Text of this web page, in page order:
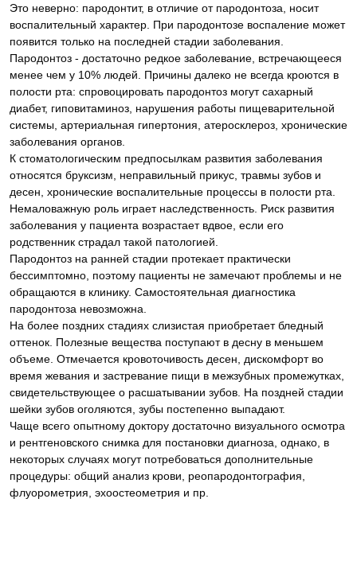
Это неверно: пародонтит, в отличие от пародонтоза, носит
воспалительный характер. При пародонтозе воспаление может
появится только на последней стадии заболевания.
Пародонтоз - достаточно редкое заболевание, встречающееся
менее чем у 10% людей. Причины далеко не всегда кроются в
полости рта: спровоцировать пародонтоз могут сахарный
диабет, гиповитаминоз, нарушения работы пищеварительной
системы, артериальная гипертония, атеросклероз, хронические
заболевания органов.
К стоматологическим предпосылкам развития заболевания
относятся бруксизм, неправильный прикус, травмы зубов и
десен, хронические воспалительные процессы в полости рта.
Немаловажную роль играет наследственность. Риск развития
заболевания у пациента возрастает вдвое, если его
родственник страдал такой патологией.
Пародонтоз на ранней стадии протекает практически
бессимптомно, поэтому пациенты не замечают проблемы и не
обращаются в клинику. Самостоятельная диагностика
пародонтоза невозможна.
На более поздних стадиях слизистая приобретает бледный
оттенок. Полезные вещества поступают в десну в меньшем
объеме. Отмечается кровоточивость десен, дискомфорт во
время жевания и застревание пищи в межзубных промежутках,
свидетельствующее о расшатывании зубов. На поздней стадии
шейки зубов оголяются, зубы постепенно выпадают.
Чаще всего опытному доктору достаточно визуального осмотра
и рентгеновского снимка для постановки диагноза, однако, в
некоторых случаях могут потребоваться дополнительные
процедуры: общий анализ крови, реопародонтография,
флуорометрия, эхоостеометрия и пр.